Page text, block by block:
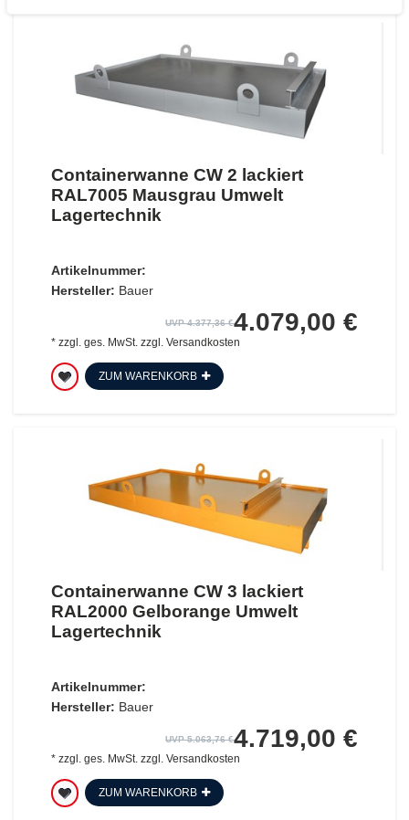
Containerwanne CW 2 lackiert
RAL7005 Mausgrau Umwelt
Lagertechnik
Artikelnummer:
Hersteller: Bauer
UVP 4.377,36 €4.079,00 €
* zzgl. ges. MwSt.zzgl. Versandkosten
ZUM WARENKORB
Containerwanne CW 3 lackiert
RAL2000 Gelborange Umwelt
Lagertechnik
Artikelnummer:
Hersteller: Bauer
UVP 5.063,76 €4.719,00 €
* zzgl. ges. MwSt.zzgl. Versandkosten
ZUM WARENKORB